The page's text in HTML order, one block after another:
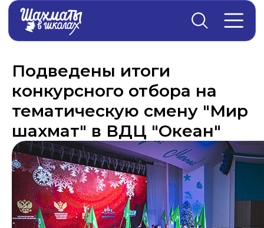
Подведены итоги
конкурсного отбора на
тематическую смену "Мир
шахмат" в ВДЦ "Океан"